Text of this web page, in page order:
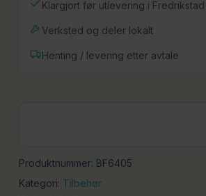
Klargjort før utlevering i Fredrikstad
Verksted og deler lokalt
Henting / levering etter avtale
Produktnummer: BF6405
Kategori: Tilbehør